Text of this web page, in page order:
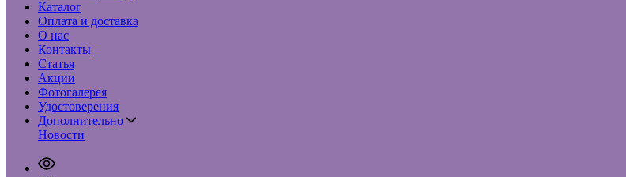
Каталог
Оплата и доставка
О нас
Контакты
Статья
Акции
Фотогалерея
Удостоверения
Дополнительно
Новости